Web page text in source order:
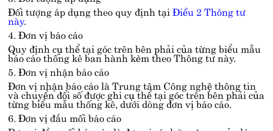
Đối tượng áp dụng theo quy định tại Điều 2 Thông tư
này.
4. Đơn vị báo cáo
Quy định cụ thể tại góc trên bên phải của từng biểu mẫu
báo cáo thống kê ban hành kèm theo Thông tư này.
5. Đơn vị nhận báo cáo
Đơn vị nhận báo cáo là Trung tâm Công nghệ thông tin
và chuyển đổi số được ghi cụ thể tại góc trên bên phải của
từng biểu mẫu thống kê, dưới dòng đơn vị báo cáo.
6. Đơn vị đầu mối báo cáo